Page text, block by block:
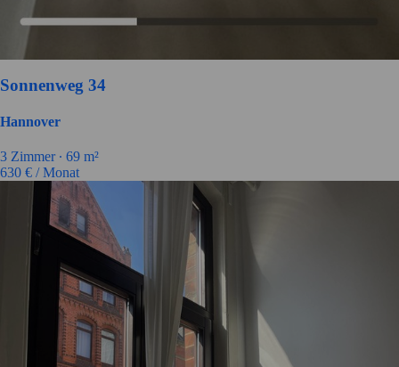
Sonnenweg 34
Hannover
3 Zimmer ∙ 69 m²
630 € / Monat